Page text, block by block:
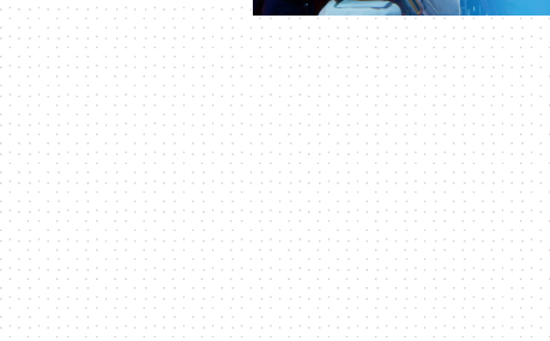
3C
科
技
全
方